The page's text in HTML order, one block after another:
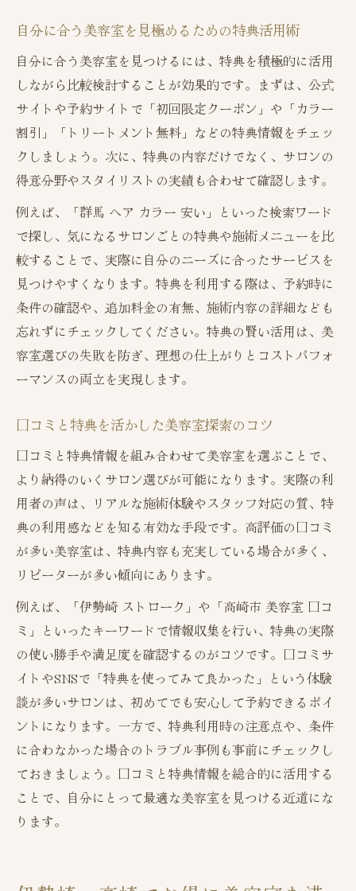
自分に合う美容室を見極めるための特典活用術
自分に合う美容室を見つけるには、特典を積極的に活用
しながら比較検討することが効果的です。まずは、公式
サイトや予約サイトで「初回限定クーポン」や「カラー
割引」「トリートメント無料」などの特典情報をチェッ
クしましょう。次に、特典の内容だけでなく、サロンの
得意分野やスタイリストの実績も合わせて確認します。
例えば、「群馬 ヘア カラー 安い」といった検索ワード
で探し、気になるサロンごとの特典や施術メニューを比
較することで、実際に自分のニーズに合ったサービスを
見つけやすくなります。特典を利用する際は、予約時に
条件の確認や、追加料金の有無、施術内容の詳細なども
忘れずにチェックしてください。特典の賢い活用は、美
容室選びの失敗を防ぎ、理想の仕上がりとコストパフォ
ーマンスの両立を実現します。
口コミと特典を活かした美容室探索のコツ
口コミと特典情報を組み合わせて美容室を選ぶことで、
より納得のいくサロン選びが可能になります。実際の利
用者の声は、リアルな施術体験やスタッフ対応の質、特
典の利用感などを知る有効な手段です。高評価の口コミ
が多い美容室は、特典内容も充実している場合が多く、
リピーターが多い傾向にあります。
例えば、「伊勢崎 ストローク」や「高崎市 美容室 口コ
ミ」といったキーワードで情報収集を行い、特典の実際
の使い勝手や満足度を確認するのがコツです。口コミサ
イトやSNSで「特典を使ってみて良かった」という体験
談が多いサロンは、初めてでも安心して予約できるポイ
ントになります。一方で、特典利用時の注意点や、条件
に合わなかった場合のトラブル事例も事前にチェックし
ておきましょう。口コミと特典情報を総合的に活用する
ことで、自分にとって最適な美容室を見つける近道にな
ります。